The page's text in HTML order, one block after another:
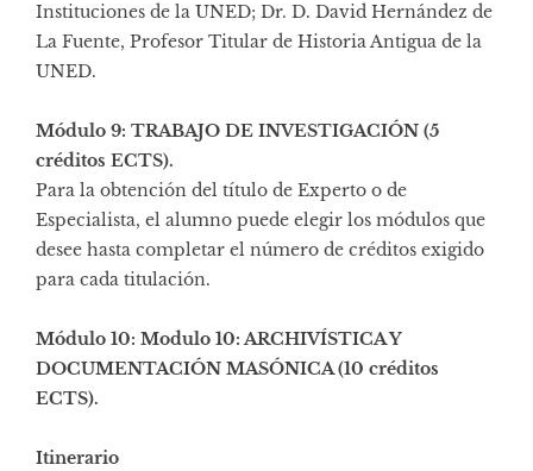
Instituciones de la UNED; Dr. D. David Hernández de
La Fuente, Profesor Titular de Historia Antigua de la
UNED.
Módulo 9: TRABAJO DE INVESTIGACIÓN (5
créditos ECTS).
Para la obtención del título de Experto o de
Especialista, el alumno puede elegir los módulos que
desee hasta completar el número de créditos exigido
para cada titulación.
Módulo 10: Modulo 10: ARCHIVÍSTICA Y
DOCUMENTACIÓN MASÓNICA (10 créditos
ECTS).
Itinerario